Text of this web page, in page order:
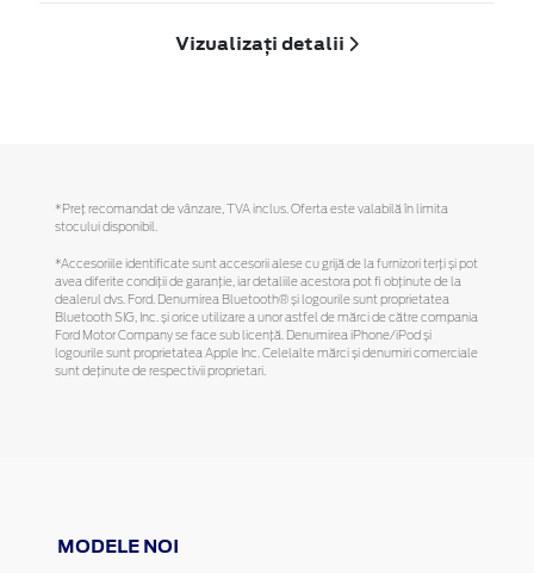
Vizualizați detalii
*Preţ recomandat de vânzare, TVA inclus. Oferta este valabilă în limita
stocului disponibil.
*Accesoriile identificate sunt accesorii alese cu grijă de la furnizori terți și pot
avea diferite condiții de garanție, iar detaliile acestora pot fi obținute de la
dealerul dvs. Ford. Denumirea Bluetooth® și logourile sunt proprietatea
Bluetooth SIG, Inc. și orice utilizare a unor astfel de mărci de către compania
Ford Motor Company se face sub licență. Denumirea iPhone/iPod și
logourile sunt proprietatea Apple Inc. Celelalte mărci și denumiri comerciale
sunt deținute de respectivii proprietari.
MODELE NOI